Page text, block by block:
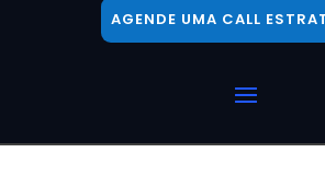
AGENDE UMA CALL